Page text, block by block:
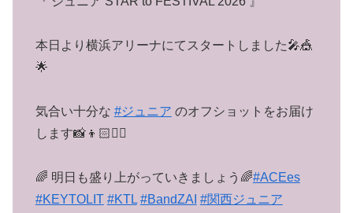
本日より横浜アリーナにてスタートしました🎤🎪
🌟
気合い十分な #ジュニア のオフショットをお届け
します📸👦🏻✌🏻
🌈 明日も盛り上がっていきましょう🌈#ACEes
#KEYTOLIT #KTL #BandZAI #関西ジュニア